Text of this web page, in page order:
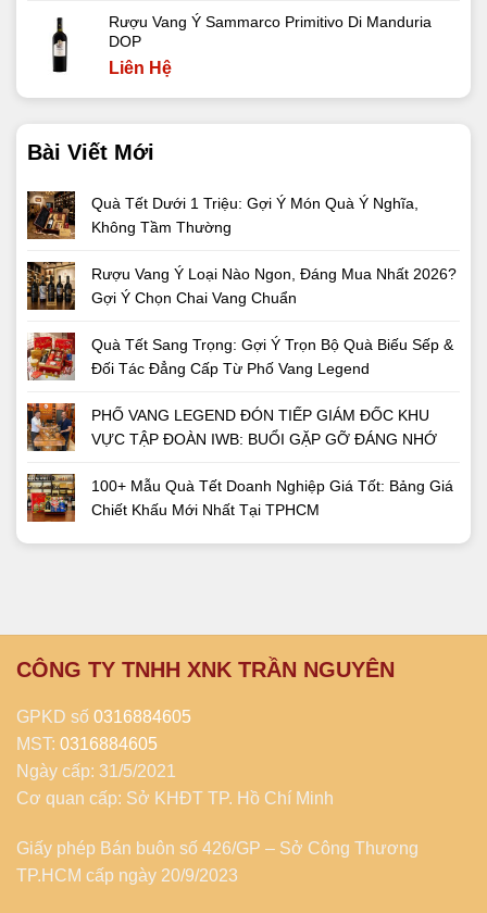
Rượu Vang Ý Sammarco Primitivo Di Manduria
DOP
Liên Hệ
Bài Viết Mới
Quà Tết Dưới 1 Triệu: Gợi Ý Món Quà Ý Nghĩa,
Không Tầm Thường
Rượu Vang Ý Loại Nào Ngon, Đáng Mua Nhất 2026?
Gợi Ý Chọn Chai Vang Chuẩn
Quà Tết Sang Trọng: Gợi Ý Trọn Bộ Quà Biếu Sếp &
Đối Tác Đẳng Cấp Từ Phố Vang Legend
PHỐ VANG LEGEND ĐÓN TIẾP GIÁM ĐỐC KHU
VỰC TẬP ĐOÀN IWB: BUỔI GẶP GỠ ĐÁNG NHỚ
100+ Mẫu Quà Tết Doanh Nghiệp Giá Tốt: Bảng Giá
Chiết Khấu Mới Nhất Tại TPHCM
CÔNG TY TNHH XNK TRẦN NGUYÊN
GPKD số 0316884605
MST: 0316884605
Ngày cấp: 31/5/2021
Cơ quan cấp: Sở KHĐT TP. Hồ Chí Minh
Giấy phép Bán buôn số 426/GP – Sở Công Thương
TP.HCM cấp ngày 20/9/2023